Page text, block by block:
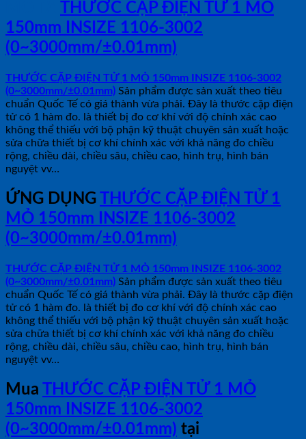
THƯỚC CẶP ĐIỆN TỬ 1 MỎ
150mm INSIZE 1106-3002
(0~3000mm/±0.01mm)
THƯỚC CẶP ĐIỆN TỬ 1 MỎ 150mm INSIZE 1106-3002
(0~3000mm/±0.01mm) Sản phẩm được sản xuất theo tiêu
chuẩn Quốc Tế có giá thành vừa phải. Đây là thước cặp điện
tử có 1 hàm đo. là thiết bị đo cơ khí với độ chính xác cao
không thể thiếu với bộ phận kỹ thuật chuyên sản xuất hoặc
sửa chữa thiết bị cơ khí chính xác với khả năng đo chiều
rộng, chiều dài, chiều sâu, chiều cao, hình trụ, hình bán
nguyệt vv…
ỨNG DỤNG THƯỚC CẶP ĐIỆN TỬ 1
MỎ 150mm INSIZE 1106-3002
(0~3000mm/±0.01mm)
THƯỚC CẶP ĐIỆN TỬ 1 MỎ 150mm INSIZE 1106-3002
(0~3000mm/±0.01mm) Sản phẩm được sản xuất theo tiêu
chuẩn Quốc Tế có giá thành vừa phải. Đây là thước cặp điện
tử có 1 hàm đo. là thiết bị đo cơ khí với độ chính xác cao
không thể thiếu với bộ phận kỹ thuật chuyên sản xuất hoặc
sửa chữa thiết bị cơ khí chính xác với khả năng đo chiều
rộng, chiều dài, chiều sâu, chiều cao, hình trụ, hình bán
nguyệt vv…
Mua THƯỚC CẶP ĐIỆN TỬ 1 MỎ
150mm INSIZE 1106-3002
(0~3000mm/±0.01mm) tại